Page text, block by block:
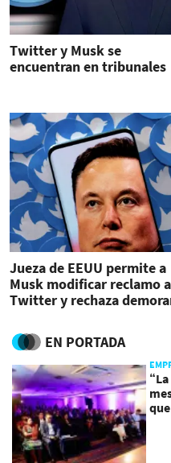
Twitter y Musk se
encuentran en tribunales
Jueza de EEUU permite a
Musk modificar reclamo a
Twitter y rechaza
EN PORTADA